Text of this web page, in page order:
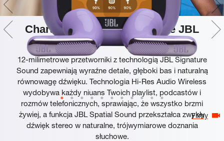
Filmy
Charakterystyczne brzmienie JBL
Sound w jakości Hi-Res
12-milimetrowe przetworniki z technologią JBL Signature
Sound zapewniają wyraźne detale, głęboki bas i naturalną
równowagę dźwięku. Technologia Hi-Res Audio Wireless
wydobywa każdy niuans Twoich playlist, podcastów i
rozmów telefonicznych, sprawiając, że wszystko brzmi
żywiej, a funkcja JBL Spatial Sound przekształca zwykły
dźwięk stereo w naturalne, trójwymiarowe doznania
słuchowe.